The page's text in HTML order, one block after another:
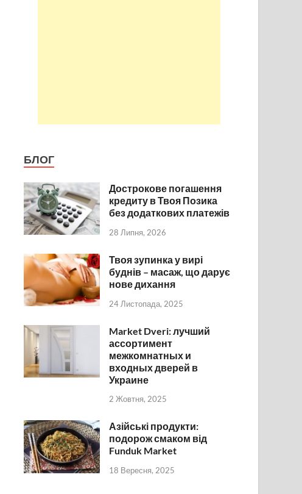
БЛОГ
Дострокове погашення
кредиту в Твоя Позика
без додаткових платежів
28 Липня, 2026
Твоя зупинка у вирі
буднів – масаж, що дарує
нове дихання
24 Листопада, 2025
Market Dveri: лучший
ассортимент
межкомнатных и
входных дверей в
Украине
2 Жовтня, 2025
Азійські продукти:
подорож смаком від
Funduk Market
18 Вересня, 2025